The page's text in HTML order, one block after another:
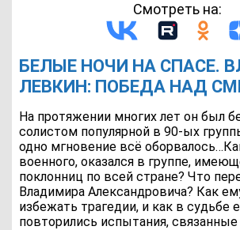
Смотреть на:
БЕЛЫЕ НОЧИ НА СПАСЕ.
ЛЕВКИН: ПОБЕДА НАД
На протяжении многих лет он был
солистом популярной в 90-ых
одно мгновение всё
военного, оказался в группе,
поклонниц по всей стране? Что
Владимира Александровича? Как
избежать трагедии, и как в судьбе
повторились испытания,